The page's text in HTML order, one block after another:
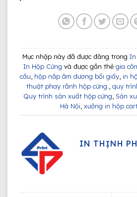
Mục nhập này đã được đăng trong In
In Hộp Cứng và được gắn thẻ gia
cầu hộp nắp âm dương bồi giấy in
thuật phay rãnh hộp cứng. quy
Quy trình sản xuất hộp cứng Sản
Hà Nội xưởng in hộp
IN THỊNH